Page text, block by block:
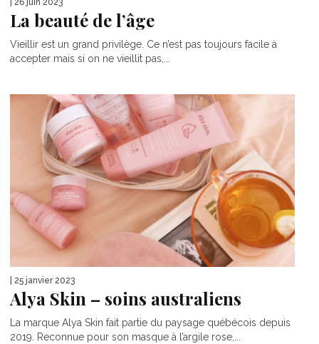
| 26 juin 2023
La beauté de l’âge
Vieillir est un grand privilège. Ce n’est pas toujours facile à
accepter mais si on ne vieillit pas,...
| 25 janvier 2023
Alya Skin – soins australiens
La marque Alya Skin fait partie du paysage québécois depuis
2019. Reconnue pour son masque à l’argile rose,...